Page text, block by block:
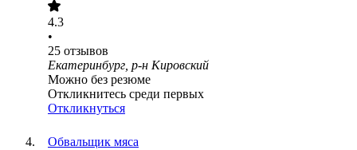
4.3
•
25 отзывов
Екатеринбург, р-н Кировский
Можно без резюме
Откликнитесь среди первых
Откликнуться
Обвальщик мяса